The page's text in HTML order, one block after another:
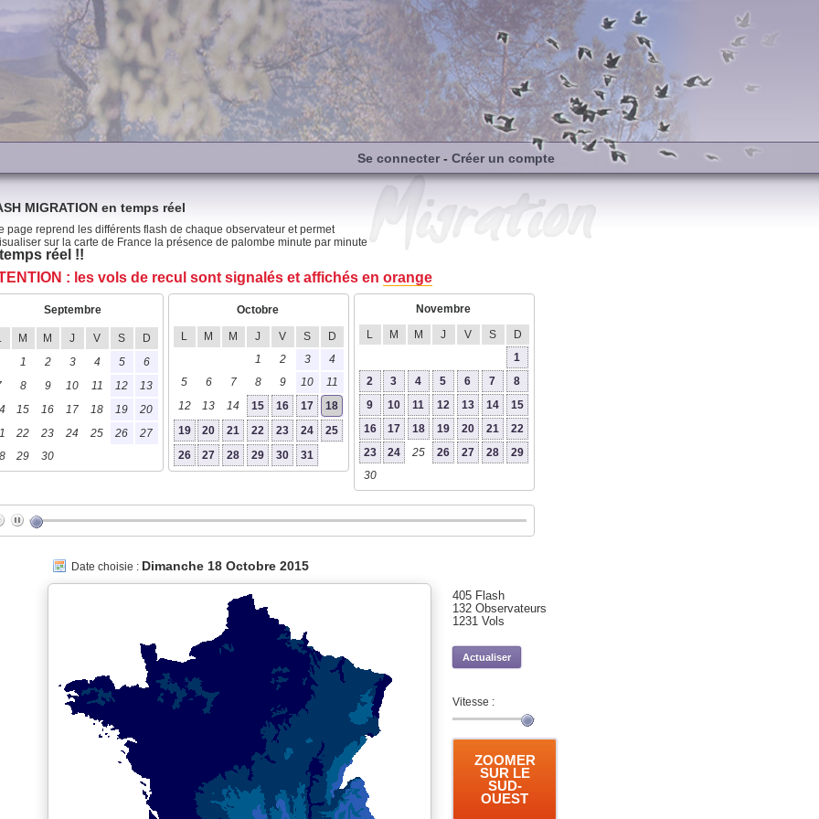
Se connecter- Créer un compte
MIGRATION en temps réel
page reprend les différents flash de chaque observateur et permet
sur la carte de France la présence de palombe minute par minute
réel !!
: les vols de recul sont signalés et affichés en orange
Septembre
M M J V S
D
1
2 3 4 5
6
8 9 10 11 12
13
15 16 17 18 19
20
22 23 24 25 26
27
29 30
Octobre
L M M J V S
D
1
2 3
4
5
6 7 8 9 10
11
12
13 14 15 16 17
18
19
20 21 22 23 24
25
26
27 28 29 30 31
Novembre
L
M M J V S
D
1
2
3 4 5 6 7
8
9
10 11 12 13 14
15
16
17 18 19 20 21
22
23
24 25 26 27 28
29
30
Date choisie : Dimanche 18 Octobre 2015
405 Flash
132 Observateurs
1231 Vols
Vitesse :
ZOOMER
SUR LE
SUD-
OUEST